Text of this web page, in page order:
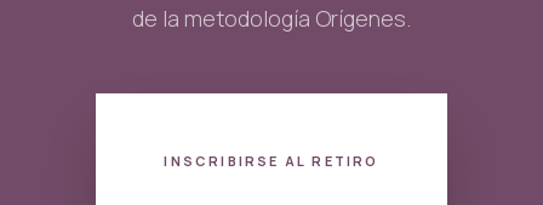
de la metodología Orígenes.
INSCRIBIRSE AL RETIRO